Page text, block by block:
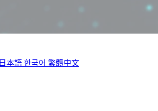
日本語 한국어 繁體中文